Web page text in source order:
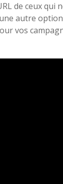
de ceux qui
autre
vos